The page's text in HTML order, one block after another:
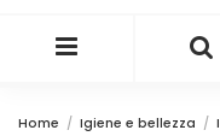
Home Igiene e bellezza